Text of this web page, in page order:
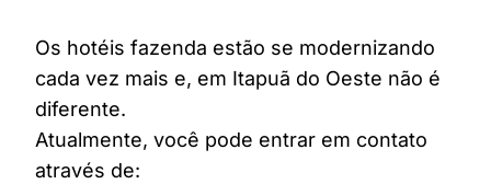
Os hotéis fazenda estão se modernizando
cada vez mais e, em Itapuã do Oeste não é
diferente.
Atualmente, você pode entrar em contato
através de: